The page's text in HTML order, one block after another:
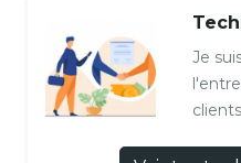
Je